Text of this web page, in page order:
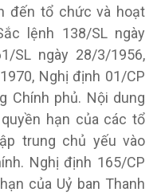
đến tổ chức và hoạt
lệnh 138/SL ngày
SL ngày 28/3/1956,
Nghị định 01/CP
Chính phủ. Nội dung
hạn của các tổ
trung chủ yếu vào
Nghị định 165/CP
của Uỷ ban Thanh